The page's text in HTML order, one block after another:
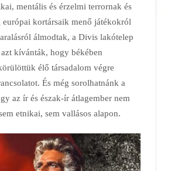
mentális és érzelmi terrornak és
kortársaik menő játékokról
álmodtak, a Divis lakótelep
kívánták, hogy békében
élő társadalom végre
És még sorolhatnánk a
az ír és észak-ír átlagember nem
etnikai, sem vallásos alapon.